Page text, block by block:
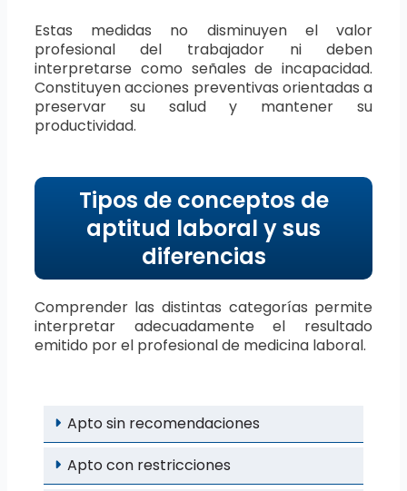
Estas medidas no disminuyen el valor
profesional del trabajador ni deben
interpretarse como señales de incapacidad.
Constituyen acciones preventivas orientadas a
preservar su salud y mantener su
productividad.
Tipos de conceptos de
aptitud laboral y sus
diferencias
Comprender las distintas categorías permite
interpretar adecuadamente el resultado
emitido por el profesional de medicina laboral.
Apto sin recomendaciones
Apto con restricciones